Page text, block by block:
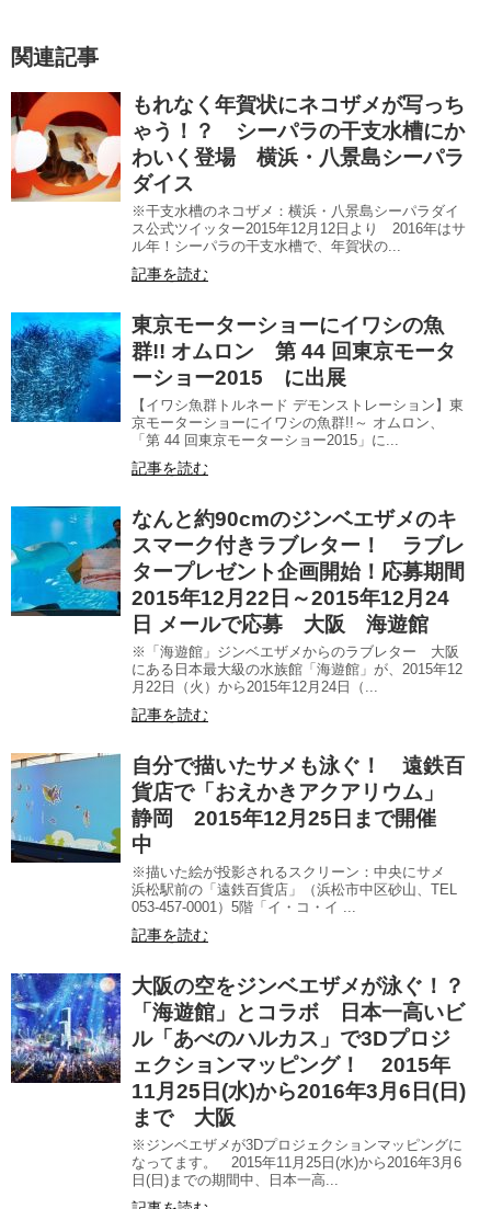
関連記事
もれなく年賀状にネコザメが写っち
ゃう！？ シーパラの干支水槽にか
わいく登場 横浜・八景島シーパラ
ダイス
※干支水槽のネコザメ：横浜・八景島シーパラダイ
ス公式ツイッター2015年12月12日より 2016年はサ
ル年！シーパラの干支水槽で、年賀状の...
記事を読む
東京モーターショーにイワシの魚
群!! オムロン 第 44 回東京モータ
ーショー2015 に出展
【イワシ魚群トルネード デモンストレーション】東
京モーターショーにイワシの魚群!!～ オムロン、
「第 44 回東京モーターショー2015」に...
記事を読む
なんと約90cmのジンベエザメのキ
スマーク付きラブレター！ ラブレ
タープレゼント企画開始！応募期間
2015年12月22日～2015年12月24
日 メールで応募 大阪 海遊館
※「海遊館」ジンベエザメからのラブレター 大阪
にある日本最大級の水族館「海遊館」が、2015年12
月22日（火）から2015年12月24日（...
記事を読む
自分で描いたサメも泳ぐ！ 遠鉄百
貨店で「おえかきアクアリウム」
静岡 2015年12月25日まで開催
中
※描いた絵が投影されるスクリーン：中央にサメ
浜松駅前の「遠鉄百貨店」（浜松市中区砂山、TEL
053-457-0001）5階「イ・コ・イ ...
記事を読む
大阪の空をジンベエザメが泳ぐ！？
「海遊館」とコラボ 日本一高いビ
ル「あべのハルカス」で3Dプロジ
ェクションマッピング！ 2015年
11月25日(水)から2016年3月6日(日)
まで 大阪
※ジンベエザメが3Dプロジェクションマッピングに
なってます。 2015年11月25日(水)から2016年3月6
日(日)までの期間中、日本一高...